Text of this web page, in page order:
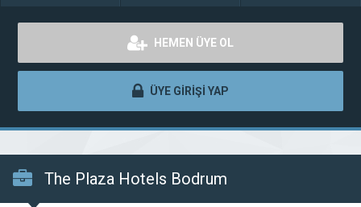
HEMEN ÜYE OL
ÜYE GİRİŞİ YAP
The Plaza Hotels Bodrum